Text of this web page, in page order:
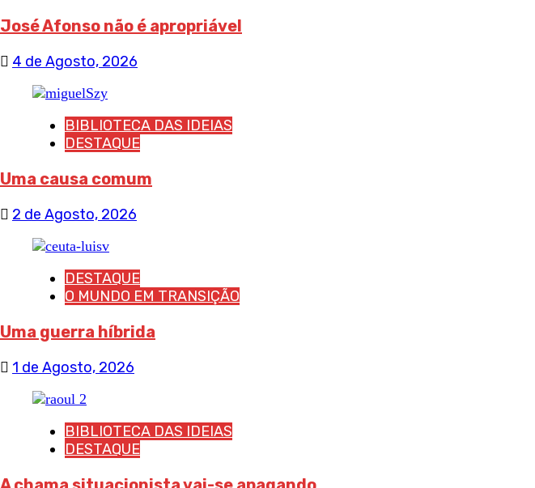
José Afonso não é apropriável
4 de Agosto, 2026
BIBLIOTECA DAS IDEIAS
DESTAQUE
Uma causa comum
2 de Agosto, 2026
DESTAQUE
O MUNDO EM TRANSIÇÃO
Uma guerra híbrida
1 de Agosto, 2026
BIBLIOTECA DAS IDEIAS
DESTAQUE